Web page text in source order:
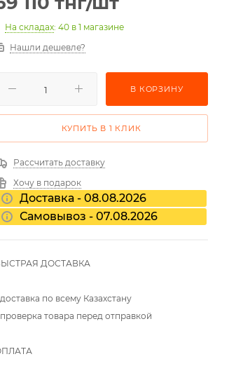
На складах: 40 в 1 магазине
Нашли дешевле?
В КОРЗИНУ
КУПИТЬ В 1 КЛИК
Рассчитать доставку
Хочу в подарок
Доставка - 08.08.2026
Самовывоз - 07.08.2026
ДОСТАВКА
по всему Казахстану
товара перед отправкой